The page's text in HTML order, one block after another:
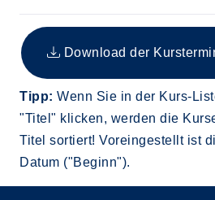
Insgesamt gibt es 1 Termine
Download der
Tipp: Wenn Sie in der Kurs-
"Titel" klicken, werden die
Titel sortiert! Voreingestellt ist
Datum ("Beginn").